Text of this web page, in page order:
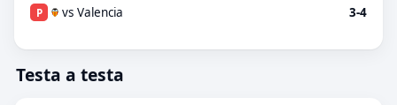
P vs Valencia 3-4
Testa a testa